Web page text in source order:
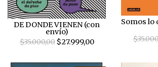
DE DONDE VIENEN (con
envío)
$35.000,00$27.999,00
Somos lo